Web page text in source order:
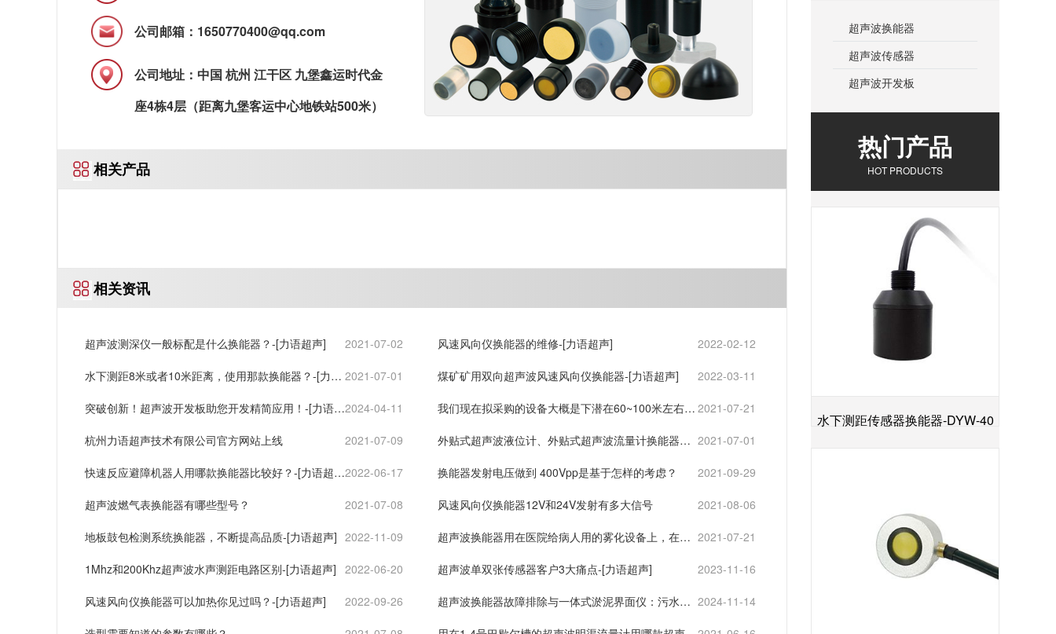
公司邮箱：1650770400@qq.com
公司地址：中国 杭州 江干区 九堡鑫运时代金
座4栋4层（距离九堡客运中心地铁站500米）
相关产品
相关资讯
超声波测深仪一般标配是什么换能器？-[力语超声] 2021-07-02 风速风向仪换能器的维修-[力语超声] 2022-02-12
水下测距8米或者10米距离，使用那款换能器？-[力语 2021-07-01 煤矿矿用双向超声波风速风向仪换能器-[力语超声] 2022-03-11
突破创新！超声波开发板助您开发精简应用！-[力语超2024-04-11
我们现在拟采购的设备大概是下潜在60~100米左右
2021-07-21
杭州力语超声技术有限公司官方网站上线 2021-07-09
外贴式超声波液位计、外贴式超声波流量计换能器选 2021-07-01
快速反应避障机器人用哪款换能器比较好？-[力语超
2022-06-17 换能器发射电压做到 400Vpp是基于怎样的考虑？ 2021-09-29
超声波燃气表换能器有哪些型号？ 2021-07-08 风速风向仪换能器12V和24V发射有多大信号 2021-08-06
地板鼓包检测系统换能器，不断提高品质-[力语超声] 2022-11-09
超声波换能器用在医院给病人用的雾化设备上，在这 2021-07-21
1Mhz和200Khz超声波水声测距电路区别-[力语超声] 2022-06-20 超声波单双张传感器客户3大痛点-[力语超声] 2023-11-16
风速风向仪换能器可以加热你见过吗？-[力语超声] 2022-09-26
超声波换能器故障排除与一体式淤泥界面仪：污水处 2024-11-14
超声波换能器
超声波传感器
超声波开发板
热门产品
HOT PRODUCTS
水下测距传感器换能器-DYW-40